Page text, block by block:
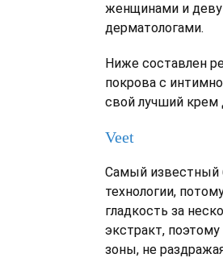
женщинами и
дерматологами.
Ниже составлен
покрова с
свой лучший крем
Veet
Самый известный
технологии,
гладкость за
экстракт,
зоны, не